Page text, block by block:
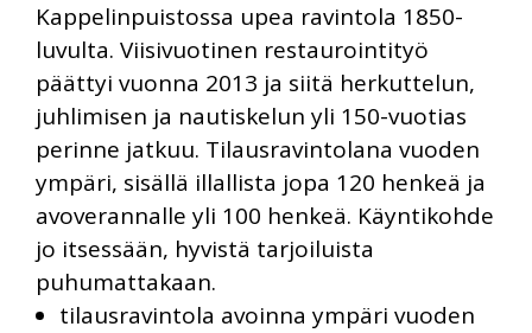
Kappelinpuistossa upea ravintola 1850-
luvulta. Viisivuotinen restaurointityö
päättyi vuonna 2013 ja siitä herkuttelun,
juhlimisen ja nautiskelun yli 150-vuotias
perinne jatkuu. Tilausravintolana vuoden
ympäri, sisällä illallista jopa 120 henkeä ja
avoverannalle yli 100 henkeä. Käyntikohde
jo itsessään, hyvistä tarjoiluista
puhumattakaan.
tilausravintola avoinna ympäri vuoden